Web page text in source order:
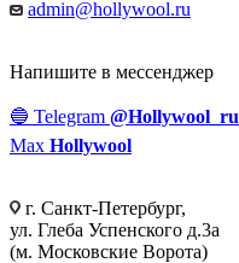
admin@hollywool.ru
Напишите в мессенджер
🔵 Telegram @Hollywool_ru
Max Hollywool
г. Санкт-Петербург,
ул. Глеба Успенского д.3а
(м. Московские Ворота)